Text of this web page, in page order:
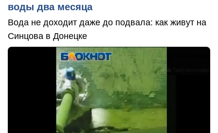
воды два месяца
Вода не доходит даже до подвала: как живут на
Синцова в Донецке